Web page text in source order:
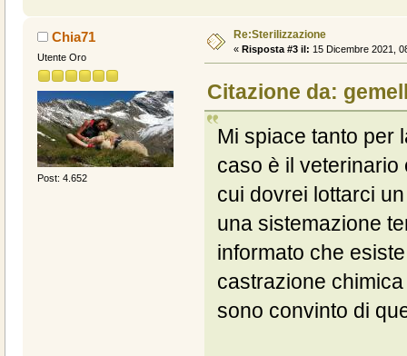
Chia71
Utente Oro
Post: 4.652
Re:Sterilizzazione
« Risposta #3 il: 15 Dicembre 2021,
Citazione da:
Mi spiace tanto per
caso è il
cui dovrei lottarci
una sistemazione
informato che
castrazione
sono convinto di